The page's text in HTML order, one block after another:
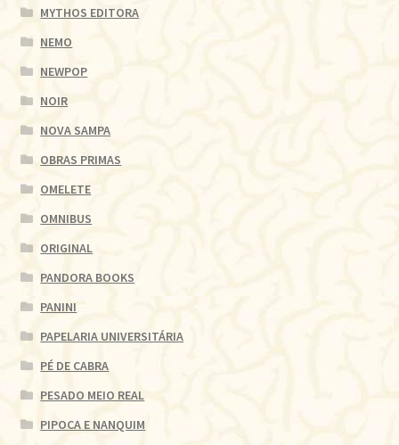
MYTHOS EDITORA
NEMO
NEWPOP
NOIR
NOVA SAMPA
OBRAS PRIMAS
OMELETE
OMNIBUS
ORIGINAL
PANDORA BOOKS
PANINI
PAPELARIA UNIVERSITÁRIA
PÉ DE CABRA
PESADO MEIO REAL
PIPOCA E NANQUIM